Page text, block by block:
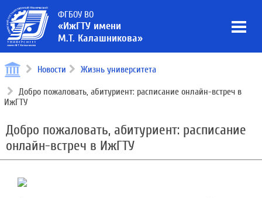
ФГБОУ ВО
«ИжГТУ имени
М.Т. Калашникова»
Новости Жизнь университета
Добро пожаловать, абитуриент: расписание онлайн-встреч в
ИжГТУ
Добро пожаловать, абитуриент: расписание
онлайн-встреч в ИжГТУ